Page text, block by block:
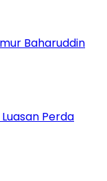
Perda